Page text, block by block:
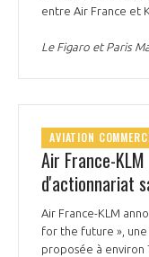
entre Air France et
Le Figaro et Paris
AVIATION
Air France-
d'actionnariat
Air France-KLM
for the future »,
proposée à environ